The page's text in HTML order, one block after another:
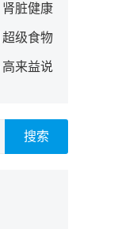
肾脏健康
超级食物
高来益说
搜索